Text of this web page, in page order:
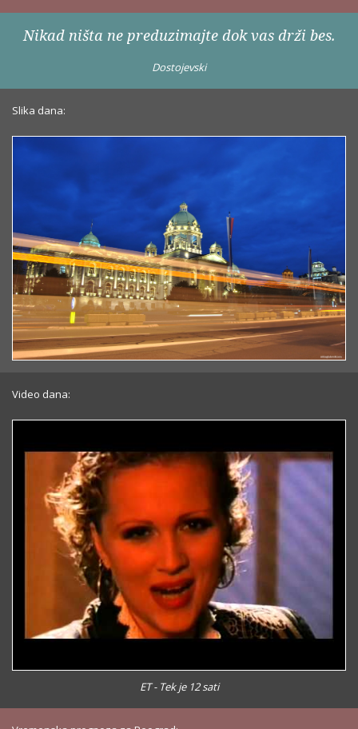
Nikad ništa ne preduzimajte dok vas drži bes.
Dostojevski
Slika dana:
Video dana:
ET - Tek je 12 sati